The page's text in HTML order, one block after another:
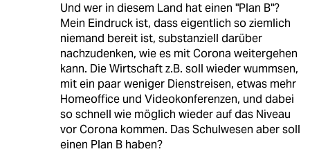
Und wer in diesem Land hat einen "Plan B"?
Mein Eindruck ist, dass eigentlich so ziemlich
niemand bereit ist, substanziell darüber
nachzudenken, wie es mit Corona weitergehen
kann. Die Wirtschaft z.B. soll wieder wummsen,
mit ein paar weniger Dienstreisen, etwas mehr
Homeoffice und Videokonferenzen, und dabei
so schnell wie möglich wieder auf das Niveau
vor Corona kommen. Das Schulwesen aber soll
einen Plan B haben?